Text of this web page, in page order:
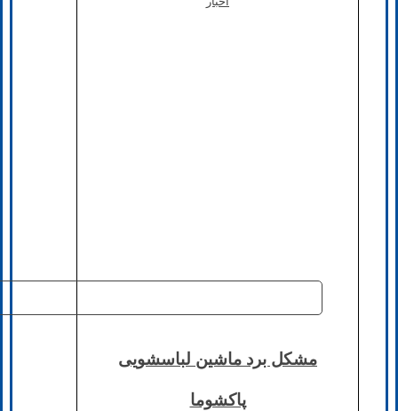
مشکل برد ماشین لباسشویی
پاکشوما